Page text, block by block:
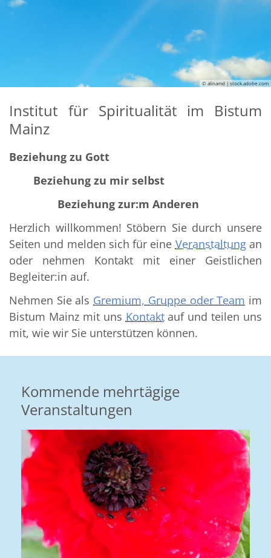
© alinamd | stock.adobe.com
Institut für Spiritualität im Bistum
Mainz
Beziehung zu Gott
Beziehung zu mir selbst
Beziehung zur:m Anderen
Herzlich willkommen! Stöbern Sie durch unsere
Seiten und melden sich für eine Veranstaltungan
oder nehmen Kontakt mit einer Geistlichen
Begleiter:in auf.
Nehmen Sie als Gremium, Gruppe oder Team im
Bistum Mainz mit uns Kontaktauf und teilen uns
mit, wie wir Sie unterstützen können.
Kommende mehrtägige
Veranstaltungen